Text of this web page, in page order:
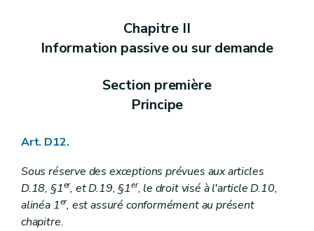
Chapitre II
Information passive ou sur demande
Section première
Principe
Art. D12.
Sous réserve des exceptions prévues aux articles
D.18, §1er, et D.19, §1er, le droit visé à l'article D.10,
alinéa 1er, est assuré conformément au présent
chapitre.